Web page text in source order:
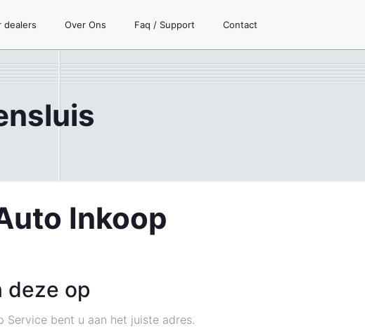
dealers Over Ons Faq / Support Contact
Inkoop
deze op
Service bent u aan het juiste adres.